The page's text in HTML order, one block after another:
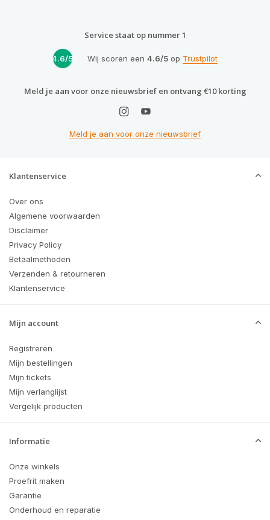
Service staat op nummer 1
4.6/5 Wij scoren een 4.6/5op Trustpilot
Meld je aan voor onze nieuwsbrief en ontvang €10 korting
Meld je aan voor onze nieuwsbrief
Klantenservice
Over ons
Algemene voorwaarden
Disclaimer
Privacy Policy
Betaalmethoden
Verzenden & retourneren
Klantenservice
Mijn account
Registreren
Mijn bestellingen
Mijn tickets
Mijn verlanglijst
Vergelijk producten
Informatie
Onze winkels
Proefrit maken
Garantie
Onderhoud en reparatie